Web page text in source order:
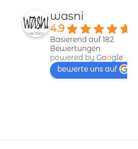
wasni
4.9
Basierend auf 182
Bewertungen
powered byGoogle
bewerte uns auf